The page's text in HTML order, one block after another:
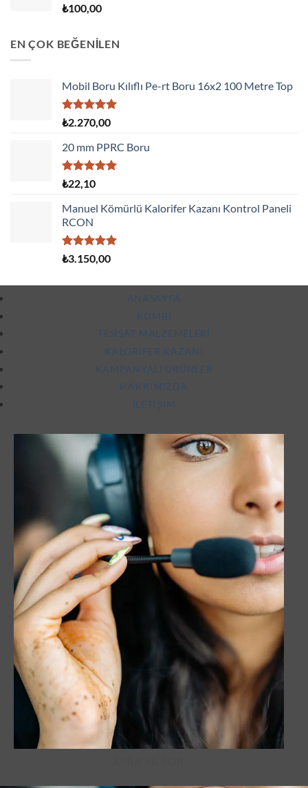
₺100,00
EN ÇOK BEĞENİLEN
Mobil Boru Kılıflı Pe-rt Boru 16x2 100 Metre Top
5 üzerinden
oy
aldı
₺2.270,00
20 mm PPRC Boru
5 üzerinden
5.00oy
aldı
₺22,10
Manuel Kömürlü Kalorifer Kazanı Kontrol Paneli
RCON
5 üzerinden
oy
₺3.150,00
ANASAYFA
KOMBI
TESISAT MALZEMELERI
KALORIFER KAZANI
KAMPANYALI ÜRÜNLER
HAKKIMIZDA
İLETIŞIM